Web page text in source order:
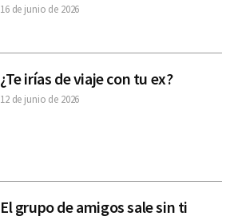
16 de junio de 2026
¿Te irías de viaje con tu ex?
12 de junio de 2026
El grupo de amigos sale sin ti